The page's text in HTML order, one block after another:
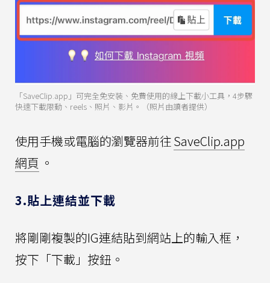
「SaveClip.app」可完全免安裝、免費使用的線上下載小工具，4步驟
快速下載限動、reels、照片、影片。（照片由讀者提供）
使用手機或電腦的瀏覽器前往SaveClip.app
網頁 。
3.貼上連結並下載
將剛剛複製的IG連結貼到網站上的輸入框，
按下「下載」按鈕。